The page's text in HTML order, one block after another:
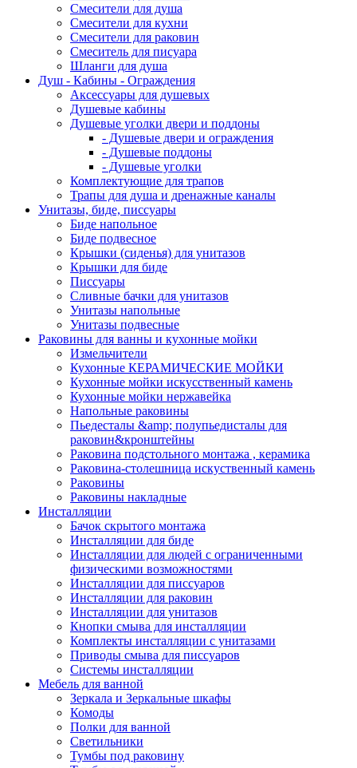
Смесители для душа
Смесители для кухни
Смесители для раковин
Смеситель для писуара
Шланги для душа
Душ - Кабины - Ограждения
Аксессуары для душевых
Душевые кабины
Душевые уголки двери и поддоны
- Душевые двери и ограждения
- Душевые поддоны
- Душевые уголки
Комплектующие для трапов
Трапы для душа и дренажные каналы
Унитазы, биде, писсуары
Биде напольное
Биде подвесное
Крышки (сиденья) для унитазов
Крышки для биде
Писсуары
Сливные бачки для унитазов
Унитазы напольные
Унитазы подвесные
Раковины для ванны и кухонные мойки
Измельчители
Кухонные КЕРАМИЧЕСКИЕ МОЙКИ
Кухонные мойки искусственный камень
Кухонные мойки нержавейка
Напольные раковины
Пьедесталы &amp; полупьедисталы для
раковин&кронштейны
Раковина подстольного монтажа , керамика
Раковина-столешница искуственный камень
Раковины
Раковины накладные
Инсталляции
Бачок скрытого монтажа
Инсталляции для биде
Инсталляции для людей с ограниченными
физическими возможностями
Инсталляции для писсуаров
Инсталляции для раковин
Инсталляции для унитазов
Кнопки смыва для инсталляции
Комплекты инсталляции с унитазами
Приводы смыва для писсуаров
Системы инсталляции
Мебель для ванной
Зеркала и Зеркальные шкафы
Комоды
Полки для ванной
Светильники
Тумбы под раковину